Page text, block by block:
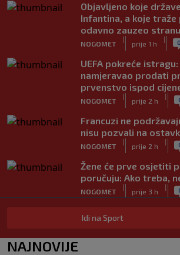
Objavljeno koje
Infantina, a koje traže
odavno zauzeo stranu
NOGOMET
|
prije 1 h
| 0
UEFA pokreće
namjeravao prodati
prvenstvo ispod
NOGOMET
|
prije 2 h
|
Francuzi ne
nisu pozvali na
NOGOMET
|
prije 2 h
|
Žene će prve osjetiti
poručuju: Ako treba,
NOGOMET
|
prije 3 h
|
Zvanično: Samed
zadužio broj sa
NOGOMET prije 5 h
Idi na Sport
NAJNOVIJE